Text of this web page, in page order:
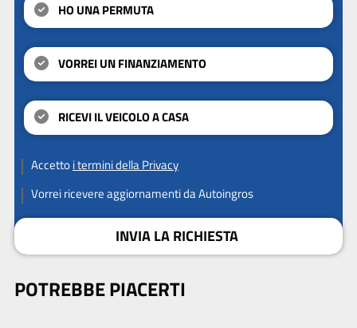
HO UNA PERMUTA
VORREI UN FINANZIAMENTO
RICEVI IL VEICOLO A CASA
Accettoi termini della Privacy
Vorrei ricevere aggiornamenti da Autoingros
INVIA LA RICHIESTA
POTREBBE PIACERTI